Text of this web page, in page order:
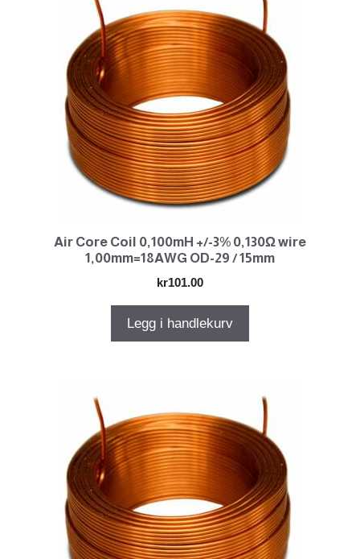
Air Core Coil 0,100mH +/-3% 0,130Ω wire
1,00mm=18AWG OD-29 / 15mm
kr101.00
Legg i handlekurv